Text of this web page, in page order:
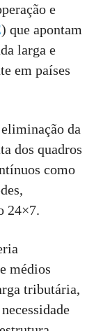
e
) que apontam
larga e
em países
da
dos quadros
como
24×7.
médios
tributária,